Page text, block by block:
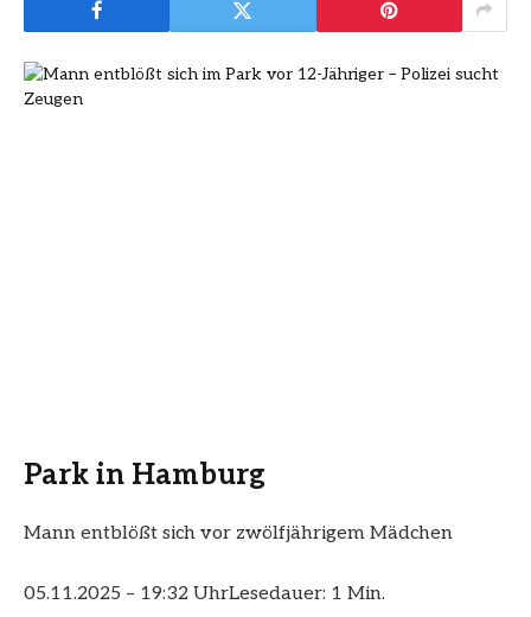
Park in Hamburg
Mann entblößt sich vor zwölfjährigem Mädchen
05.11.2025 – 19:32 UhrLesedauer: 1 Min.